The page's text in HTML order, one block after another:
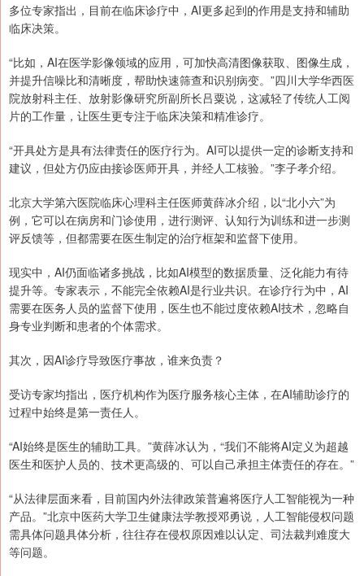
多位专家指出，目前在临床诊疗中，AI更多起到的作用是支持和辅助
临床决策。
“比如，AI在医学影像领域的应用，可加快高清图像获取、图像生成，
并提升信噪比和清晰度，帮助快速筛查和识别病变。”四川大学华西医
院放射科主任、放射影像研究所副所长吕粟说，这减轻了传统人工阅
片的工作量，让医生更专注于临床决策和精准诊疗。
“开具处方是具有法律责任的医疗行为。AI可以提供一定的诊断支持和
建议，但处方仍应由接诊医师开具，并经人工核验。”李子孝介绍。
北京大学第六医院临床心理科主任医师黄薛冰介绍，以“北小六”为
例，它可以在病房和门诊使用，进行测评、认知行为训练和进一步测
评反馈等，但都需要在医生制定的治疗框架和监督下使用。
现实中，AI仍面临诸多挑战，比如AI模型的数据质量、泛化能力有待
提升等。专家表示，不能完全依赖AI是行业共识。在诊疗行为中，AI
需要在医务人员的监督下使用，医生也不能过度依赖AI技术，忽略自
身专业判断和患者的个体需求。
其次，因AI诊疗导致医疗事故，谁来负责？
受访专家均指出，医疗机构作为医疗服务核心主体，在AI辅助诊疗的
过程中始终是第一责任人。
“AI始终是医生的辅助工具。”黄薛冰认为，“我们不能将AI定义为超越
医生和医护人员的、技术更高级的、可以自己承担主体责任的存在。”
“从法律层面来看，目前国内外法律政策普遍将医疗人工智能视为一种
产品。”北京中医药大学卫生健康法学教授邓勇说，人工智能侵权问题
需具体问题具体分析，往往存在侵权原因难以认定、司法裁判难度大
等问题。